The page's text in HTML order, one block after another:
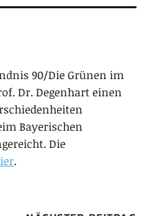
90/Die Grünen im
Dr. Degenhart einen
Bayerischen
Die
.